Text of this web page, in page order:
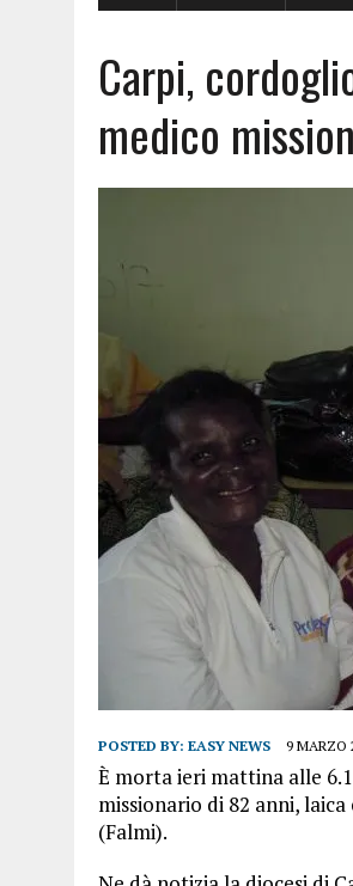
Carpi,
medico
POSTED BY: EASY NEWS 9 MARZO
È morta ieri mattina alle
missionario di 82 anni,
(Falmi).